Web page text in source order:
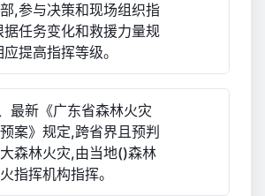
,参与决策和现场组织指
据任务变化和救援力量规
提高指挥等级。
最新《广东省森林火灾
案》规定,跨省界且预判
森林火灾,由当地()森林
指挥机构指挥。